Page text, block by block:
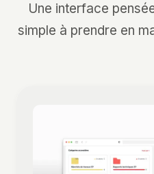
Une interface
simple à prendre en